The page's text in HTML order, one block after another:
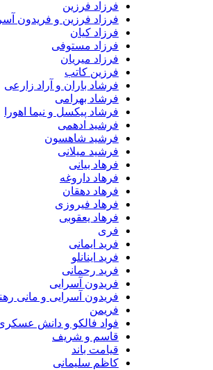
فرزاد فرزین
فرزاد فرزین و فریدون آسرایی
فرزاد کیان
فرزاد مستوفی
فرزاد میریان
فرزین کاتب
فرشاد باران و آراد زارعی
فرشاد بهرامی
فرشاد پیکسل و نیما اهورا
فرشید ادهمی
فرشید شاهسون
فرشید میلانی
فرهاد بیانی
فرهاد داروغه
فرهاد دهقان
فرهاد فیروزی
فرهاد یعقوبی
فری
فرید ایمانی
فرید اینانلو
فرید رحمانی
فریدون آسرایی
فریدون آسرایی و مانی رهنما
فریمن
فواد فالکو و دانش عسکری
قاسم و شریف
قیامت باند
کاظم سلیمانی